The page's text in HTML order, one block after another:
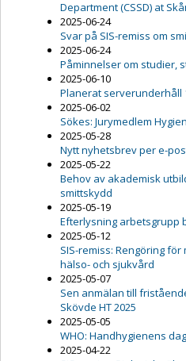
Department (CSSD) at
2025-06-24
Svar på SIS-remiss om
2025-06-24
Påminnelser om studier,
2025-06-10
Planerat serverunderhåll
2025-06-02
Sökes: Jurymedlem
2025-05-28
Nytt nyhetsbrev per e-
2025-05-22
Behov av akademisk
smittskydd
2025-05-19
Efterlysning arbetsgrupp
2025-05-12
SIS-remiss: Rengöring
hälso- och sjukvård
2025-05-07
Sen anmälan till
Skövde HT 2025
2025-05-05
WHO: Handhygienens
2025-04-22